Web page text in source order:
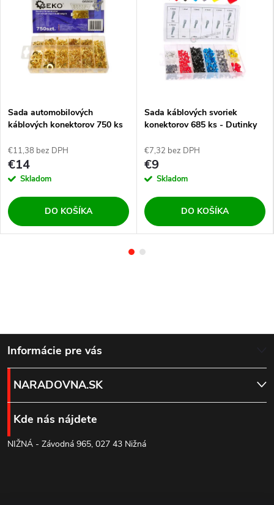
Sada automobilových
káblových konektorov 750 ks
€11,38 bez DPH
€14
Skladom
DO KOŠÍKA
Sada káblových svoriek
konektorov 685 ks - Dutinky
€7,32 bez DPH
€9
Skladom
DO KOŠÍKA
Z
á
p
ä
Informácie pre vás
NARADOVNA.SK
Kde nás nájdete
NIŽNÁ - Závodná 965, 027 43 Nižná